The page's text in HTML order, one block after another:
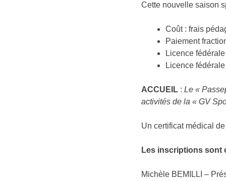
Cette nouvelle saison
Coût : frais
Paiement
Licence
Licence
ACCUEIL : Le «
activités de la « GV
Un certificat médical
Les inscriptions sont
Michèle BEMILLI